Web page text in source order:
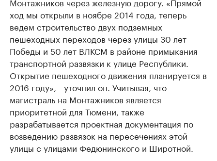
ход мы открыли в ноябре 2014 года, теперь
ведем строительство двух подземных
пешеходных переходов через улицы 30 лет
Победы и 50 лет ВЛКСМ в районе примыкания
транспортной развязки к улице Республики.
Открытие пешеходного движения планируется в
2016 году», - уточнил он. Учитывая, что
магистраль на Монтажников является
приоритетной для Тюмени, также
разрабатывается проектная документация по
возведению развязок на пересечениях этой
улицы с улицами Федюнинского и Широтной.